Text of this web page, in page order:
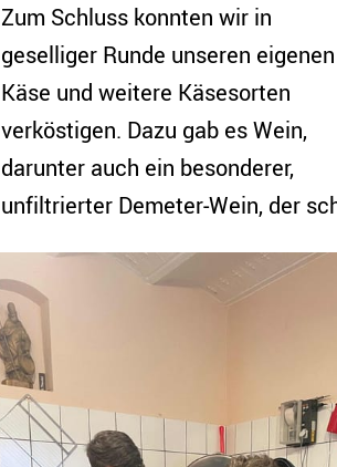
Zum Schluss konnten wir in
geselliger Runde unseren eigenen
Käse und weitere Käsesorten
verköstigen. Dazu gab es Wein,
darunter auch ein besonderer,
unfiltrierter Demeter-Wein, der